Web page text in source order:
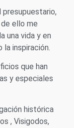
ello me
una vida y en
inspiración.
que han
y especiales
histórica
, Visigodos,